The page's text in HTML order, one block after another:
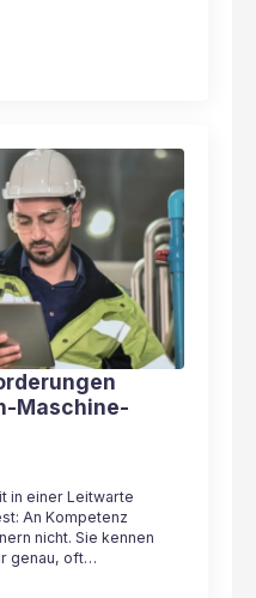
Maschine-
in einer Leitwarte
An Kompetenz
nicht. Sie kennen
genau, oft…